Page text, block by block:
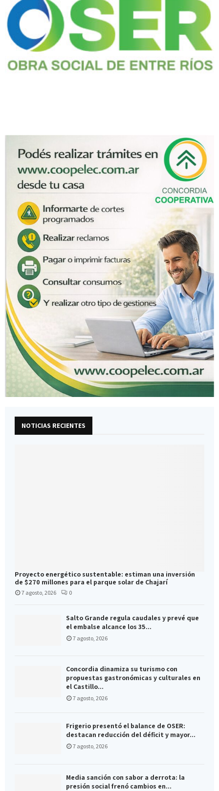
NOTICIAS RECIENTES
Proyecto energético sustentable: estiman una inversión
de $270 millones para el parque solar de Chajarí
7 agosto, 2026 0
Salto Grande regula caudales y prevé que
el embalse alcance los 35...
7 agosto, 2026
Concordia dinamiza su turismo con
propuestas gastronómicas y culturales en
el Castillo...
7 agosto, 2026
Frigerio presentó el balance de OSER:
destacan reducción del déficit y mayor...
7 agosto, 2026
Media sanción con sabor a derrota: la
presión social frenó cambios en...